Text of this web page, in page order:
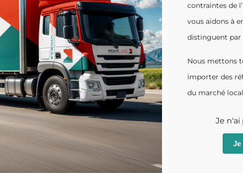
contraintes de
vous aidons à
distinguent par
Nous mettons
importer des
du marché
Je
Je